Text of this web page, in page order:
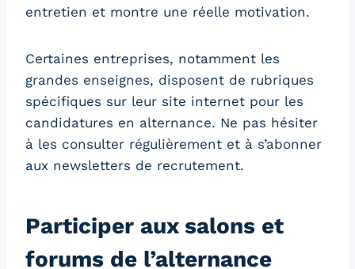
entretien et montre une réelle motivation.
Certaines entreprises, notamment les
grandes enseignes, disposent de rubriques
spécifiques sur leur site internet pour les
candidatures en alternance. Ne pas hésiter
à les consulter régulièrement et à s’abonner
aux newsletters de recrutement.
Participer aux salons et
forums de l’alternance